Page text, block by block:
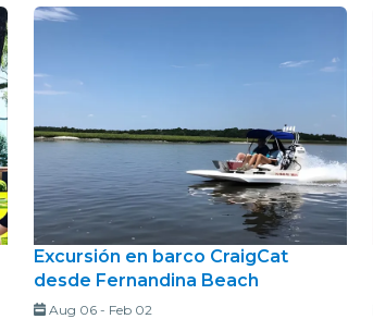
Excursión en barco CraigCat
desde Fernandina Beach
Aug 06- Feb 02